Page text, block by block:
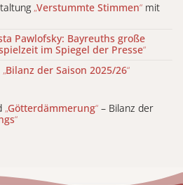
„Verstummte Stimmen“ mit
Pawlofsky: Bayreuths große
im Spiegel der Presse“
„Bilanz der Saison 2025/26“
„Götterdämmerung“ – Bilanz der
“